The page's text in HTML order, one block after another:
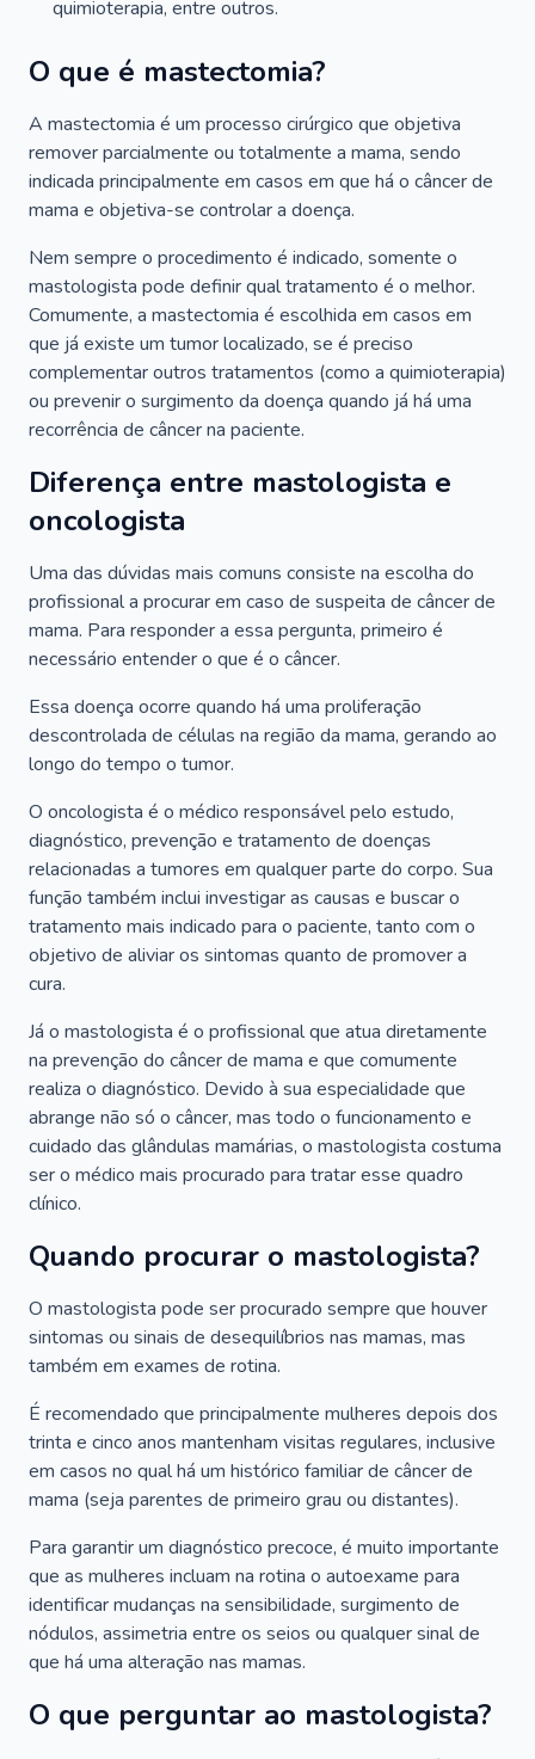
quimioterapia, entre outros.
O que é mastectomia?
A mastectomia é um processo cirúrgico que objetiva
remover parcialmente ou totalmente a mama, sendo
indicada principalmente em casos em que há o câncer de
mama e objetiva-se controlar a doença.
Nem sempre o procedimento é indicado, somente o
mastologista pode definir qual tratamento é o melhor.
Comumente, a mastectomia é escolhida em casos em
que já existe um tumor localizado, se é preciso
complementar outros tratamentos (como a quimioterapia)
ou prevenir o surgimento da doença quando já há uma
recorrência de câncer na paciente.
Diferença entre mastologista e
oncologista
Uma das dúvidas mais comuns consiste na escolha do
profissional a procurar em caso de suspeita de câncer de
mama. Para responder a essa pergunta, primeiro é
necessário entender o que é o câncer.
Essa doença ocorre quando há uma proliferação
descontrolada de células na região da mama, gerando ao
longo do tempo o tumor.
O oncologista é o médico responsável pelo estudo,
diagnóstico, prevenção e tratamento de doenças
relacionadas a tumores em qualquer parte do corpo. Sua
função também inclui investigar as causas e buscar o
tratamento mais indicado para o paciente, tanto com o
objetivo de aliviar os sintomas quanto de promover a
cura.
Já o mastologista é o profissional que atua diretamente
na prevenção do câncer de mama e que comumente
realiza o diagnóstico. Devido à sua especialidade que
abrange não só o câncer, mas todo o funcionamento e
cuidado das glândulas mamárias, o mastologista costuma
ser o médico mais procurado para tratar esse quadro
clínico.
Quando procurar o mastologista?
O mastologista pode ser procurado sempre que houver
sintomas ou sinais de desequilíbrios nas mamas, mas
também em exames de rotina.
É recomendado que principalmente mulheres depois dos
trinta e cinco anos mantenham visitas regulares, inclusive
em casos no qual há um histórico familiar de câncer de
mama (seja parentes de primeiro grau ou distantes).
Para garantir um diagnóstico precoce, é muito importante
que as mulheres incluam na rotina o autoexame para
identificar mudanças na sensibilidade, surgimento de
nódulos, assimetria entre os seios ou qualquer sinal de
que há uma alteração nas mamas.
O que perguntar ao mastologista?